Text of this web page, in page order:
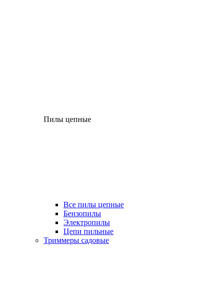
Пилы цепные
Все пилы цепные
Бензопилы
Электропилы
Цепи пильные
Триммеры садовые